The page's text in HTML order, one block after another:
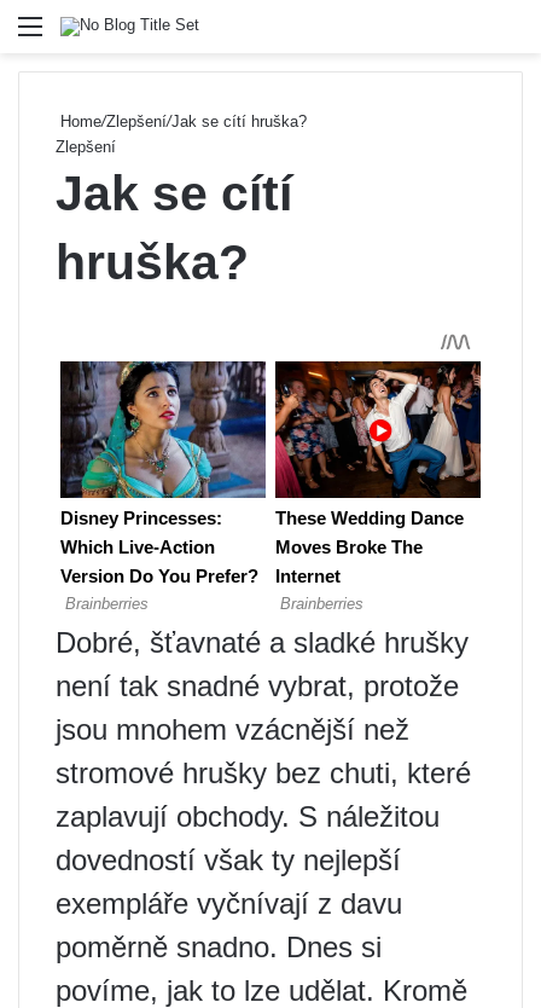
Menu
Home/Zlepšení/Jak se cítí hruška?
Zlepšení
Jak se cítí
hruška?
Dobré, šťavnaté a sladké hrušky
není tak snadné vybrat, protože
jsou mnohem vzácnější než
stromové hrušky bez chuti, které
zaplavují obchody. S náležitou
dovedností však ty nejlepší
exempláře vyčnívají z davu
poměrně snadno. Dnes si
povíme, jak to lze udělat. Kromě